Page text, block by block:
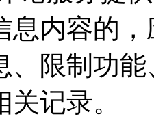
息内容的
、限制功
记录。